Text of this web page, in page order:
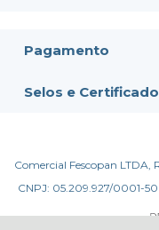
Pagamento
Selos e
Comercial Fescopan
CNPJ: 05.209.927/0001-50